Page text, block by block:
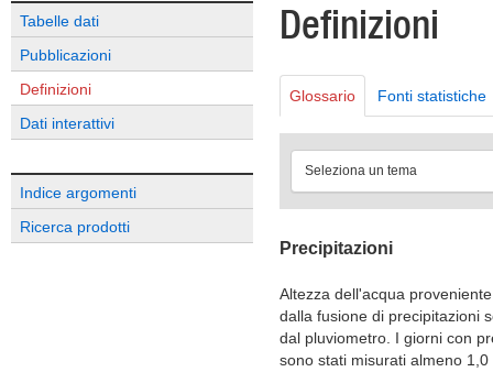
Tabelle dati
Pubblicazioni
Definizioni
Dati interattivi
Indice argomenti
Ricerca prodotti
Definizioni
Glossario Fonti statistiche
Seleziona un tema
Precipitazioni
Altezza dell'acqua
dalla fusione di precipitazioni
dal pluviometro. I giorni con
sono stati misurati almeno